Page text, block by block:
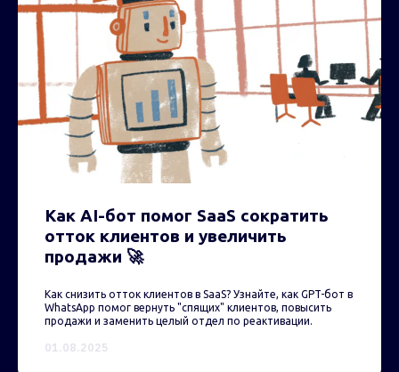
Как AI-бот помог SaaS сократить
отток клиентов и увеличить
продажи 🚀
Как снизить отток клиентов в SaaS? Узнайте, как GPT-бот в
WhatsApp помог вернуть "спящих" клиентов, повысить
продажи и заменить целый отдел по реактивации.
01.08.2025